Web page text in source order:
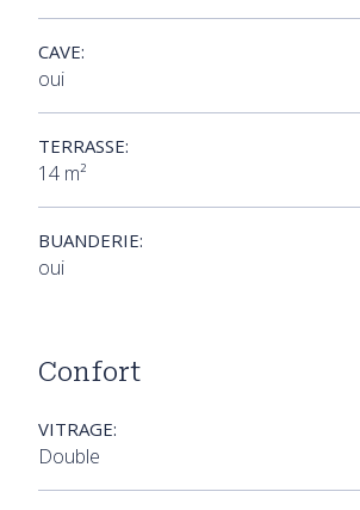
CAVE:
oui
TERRASSE:
14 m²
BUANDERIE:
oui
Confort
VITRAGE:
Double